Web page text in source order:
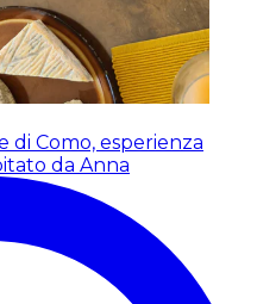
Como, esperienza
da Anna